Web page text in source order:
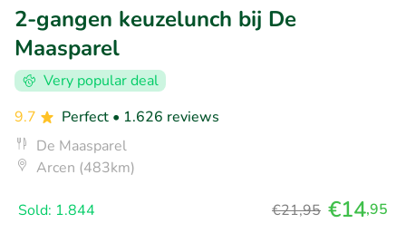
2-gangen keuzelunch bij De
Maasparel
Very popular deal
9.7
Perfect • 1.626 reviews
De Maasparel
Arcen (483km)
Sold: 1.844 €21,95 €14,95